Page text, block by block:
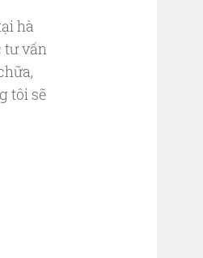
hà
tư vấn
tôi sẽ